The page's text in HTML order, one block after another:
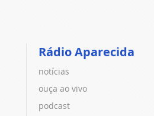
Rádio Aparecida
notícias
ouça ao vivo
podcast